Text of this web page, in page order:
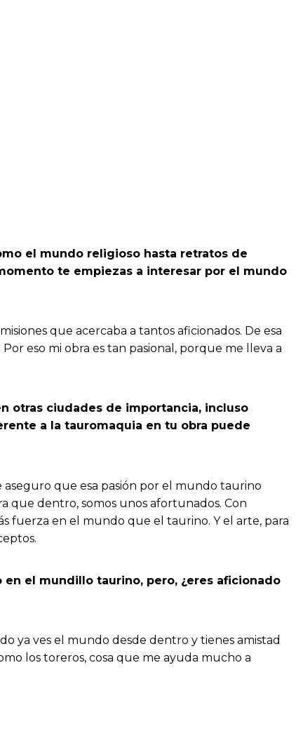
el mundo religioso hasta retratos de
te empiezas a interesar por el mundo
que acercaba a tantos aficionados. De esa
eso mi obra es tan pasional, porque me lleva a
otras ciudades de importancia, incluso
a la tauromaquia en tu obra puede
aseguro que esa pasión por el mundo taurino
que dentro, somos unos afortunados. Con
fuerza en el mundo que el taurino. Y el arte, para
el mundillo taurino, pero, ¿eres aficionado
ya ves el mundo desde dentro y tienes amistad
los toreros, cosa que me ayuda mucho a